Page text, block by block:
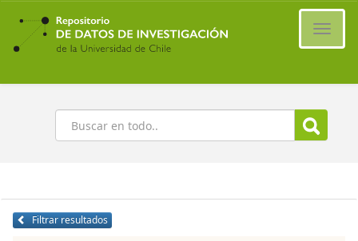
Ir
contenido
principal
Buscar
Filtrar resultados